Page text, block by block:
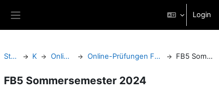
Login
Startseite Kurse Online-Prüfungen Online-Prüfungen FB5 Informationswissenschaften FB5 Sommersemester 2024
FB5 Sommersemester 2024